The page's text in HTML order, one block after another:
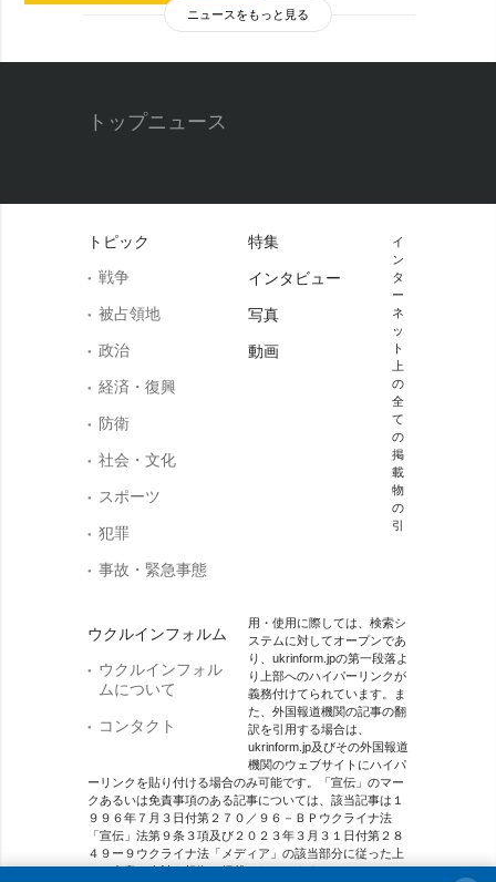
ニュースをもっと見る
トップニュース
トピック
戦争
被占領地
政治
経済・復興
防衛
社会・文化
スポーツ
犯罪
事故・緊急事態
ウクルインフォルム
ウクルインフォル
ムについて
コンタクト
特集
インタビュー
写真
動画
イ
ン
タ
ー
ネ
ッ
ト
上
の
全
て
の
掲
載
物
の
引
用・使用に際しては、検索シ
ステムに対してオープンであ
り、ukrinform.jpの第一段落よ
り上部へのハイパーリンクが
義務付けてられています。ま
た、外国報道機関の記事の翻
訳を引用する場合は、
ukrinform.jp及びその外国報道
機関のウェブサイトにハイパ
ーリンクを貼り付ける場合のみ可能です。「宣伝」のマー
クあるいは免責事項のある記事については、該当記事は１
９９６年７月３日付第２７０／９６－ＢＰウクライナ法
「宣伝」法第９条３項及び２０２３年３月３１日付第２８
４９ー９ウクライナ法「メディア」の該当部分に従った上
で、合意／会計を根拠に掲載されています。